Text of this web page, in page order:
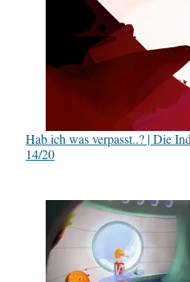
Hab ich was verpasst..? | Die
14/20